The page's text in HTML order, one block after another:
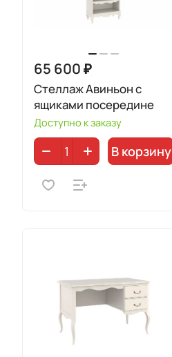
65 600 ₽
Стеллаж Авиньон с
ящиками посередине
Доступно к заказу
В корзину